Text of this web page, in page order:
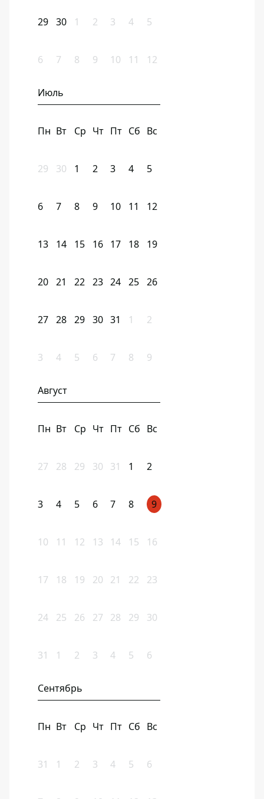
29 30 1 2 3 4 5
6 7 8 9 10 11 12
Июль
Пн Вт Ср Чт Пт Сб Вс
29 30 1 2 3 4 5
6 7 8 9 10 11 12
13 14 15 16 17 18 19
20 21 22 23 24 25 26
27 28 29 30 31 1 2
3 4 5 6 7 8 9
Август
Пн Вт Ср Чт Пт Сб Вс
27 28 29 30 31 1 2
3 4 5 6 7 8 9
10 11 12 13 14 15 16
17 18 19 20 21 22 23
24 25 26 27 28 29 30
31 1 2 3 4 5 6
Сентябрь
Пн Вт Ср Чт Пт Сб Вс
31 1 2 3 4 5 6